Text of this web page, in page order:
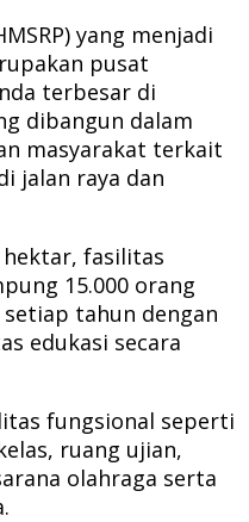
yang menjadi
pusat
terbesar di
dibangun dalam
masyarakat terkait
jalan raya dan
hektar, fasilitas
15.000 orang
tahun dengan
edukasi secara
fungsional seperti
ruang ujian,
olahraga serta